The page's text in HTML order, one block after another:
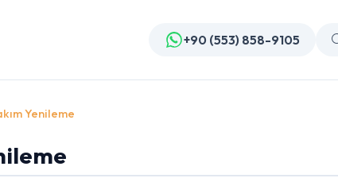
+90 (553) 858-9105
Yenileme